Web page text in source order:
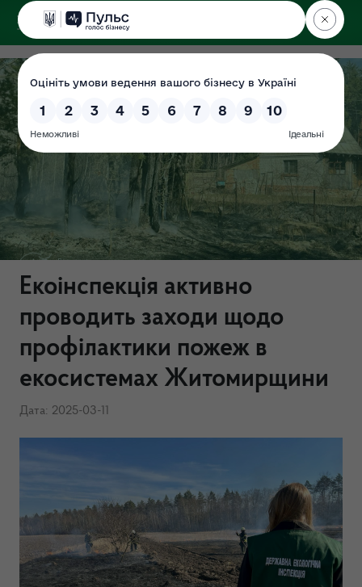
ДЕРЖЕКОІНСПЕКЦІЯ
Поліського округу
Екоінспекція активно
проводить заходи щодо
профілактики пожеж в
екосистемах Житомирщини
Дата: 2025-03-11